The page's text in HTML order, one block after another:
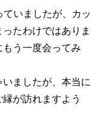
いましたが、カッ
たわけではありま
う一度会ってみ
ましたが、本当に
が訪れますよう